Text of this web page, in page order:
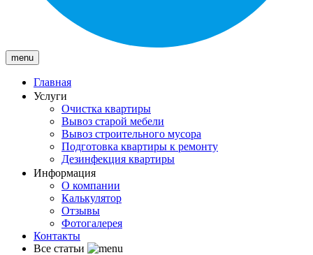
menu
Главная
Услуги
Очистка квартиры
Вывоз старой мебели
Вывоз строительного мусора
Подготовка квартиры к ремонту
Дезинфекция квартиры
Информация
О компании
Калькулятор
Отзывы
Фотогалерея
Контакты
Все статьи